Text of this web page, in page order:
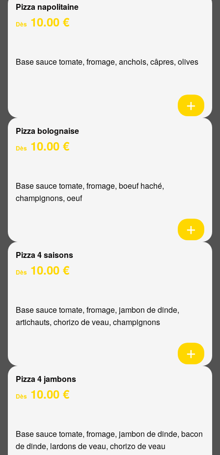
Pizza napolitaine
Dès 10.00 €
Base sauce tomate, fromage, anchois, câpres, olives
Pizza bolognaise
Dès 10.00 €
Base sauce tomate, fromage, boeuf haché,
champignons, oeuf
Pizza 4 saisons
Dès 10.00 €
Base sauce tomate, fromage, jambon de dinde,
artichauts, chorizo de veau, champignons
Pizza 4 jambons
Dès 10.00 €
Base sauce tomate, fromage, jambon de dinde, bacon
de dinde, lardons de veau, chorizo de veau